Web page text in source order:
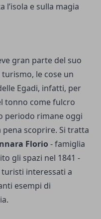
e sulla magia
gran parte del suo
le cose un
Egadi, infatti, per
tonno come fulcro
periodo rimane oggi
pena scoprire. Si tratta
Florio - famiglia
gli spazi nel 1841 -
interessati a
esempi di